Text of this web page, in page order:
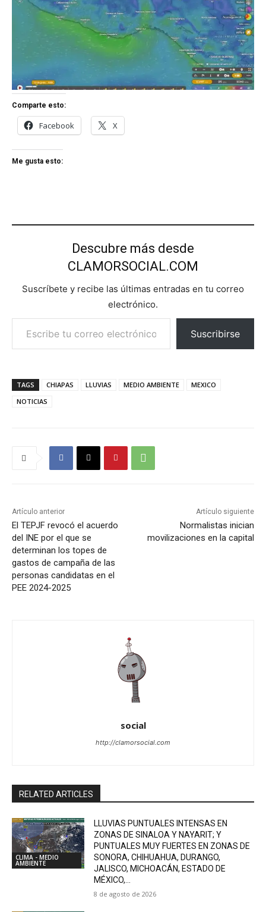
Comparte esto:
Facebook X
Me gusta esto:
Descubre más desde
CLAMORSOCIAL.COM
Suscríbete y recibe las últimas entradas en tu correo
electrónico.
Escribe tu correo electrónico…
Suscribirse
TAGS CHIAPAS LLUVIAS MEDIO AMBIENTE
MEXICO
NOTICIAS
Artículo anterior
El TEPJF revocó el acuerdo
del INE por el que se
determinan los topes de
gastos de campaña de las
personas candidatas en el
PEE 2024-2025
Artículo siguiente
Normalistas inician
movilizaciones en la capital
social
http://clamorsocial.com
RELATED ARTICLES
CLIMA - MEDIO
AMBIENTE
LLUVIAS PUNTUALES INTENSAS EN
ZONAS DE SINALOA Y NAYARIT; Y
PUNTUALES MUY FUERTES EN ZONAS DE
SONORA, CHIHUAHUA, DURANGO,
JALISCO, MICHOACÁN, ESTADO DE
MÉXICO,...
8 de agosto de 2026